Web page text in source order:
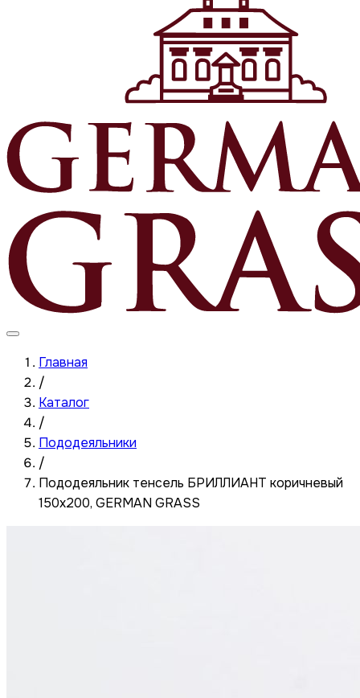
Главная
/
Каталог
/
Пододеяльники
/
Пододеяльник тенсель БРИЛЛИАНТ коричневый
150x200, GERMAN GRASS